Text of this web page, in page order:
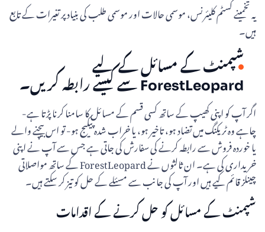
یہ تخمینے کسٹم کلیئرنس، موسمی حالات اور موسمی طلب کی بنیاد پر تغیرات کے تابع
ہیں۔
شپمنٹ کے مسائل کے لیے
ForestLeopard سے کیسے رابطہ کریں۔
اگر آپ کو اپنی کھیپ کے ساتھ کسی قسم کے مسائل کا سامنا کرنا پڑتا ہے-
چاہے وہ ٹریکنگ میں تضاد ہو، تاخیر ہو، یا خراب شدہ پیکیج ہو- تو اس بیچنے والے
یا خوردہ فروش سے رابطہ کرنے کی سفارش کی جاتی ہے جس سے آپ نے اپنی
خریداری کی ہے۔ ان ثالثوں نے ForestLeopard کے ساتھ مواصلاتی
چینلز قائم کیے ہیں اور آپ کی جانب سے مسئلے کے حل کو تیز کر سکتے ہیں۔
شپمنٹ کے مسائل کو حل کرنے کے اقدامات